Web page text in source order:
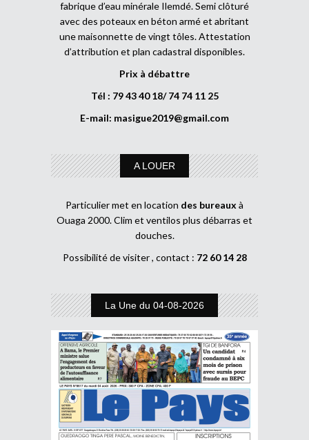
fabrique d’eau minérale Ilemdé. Semi clôturé
avec des poteaux en béton armé et abritant
une maisonnette de vingt tôles. Attestation
d’attribution et plan cadastral disponibles.
Prix à débattre
Tél : 79 43 40 18/ 74 74 11 25
E-mail: masigue2019@gmail.com
A LOUER
Particulier met en location des bureaux à
Ouaga 2000. Clim et ventilos plus débarras et
douches.
Possibilité de visiter , contact : 72 60 14 28
La Une du 04-08-2026